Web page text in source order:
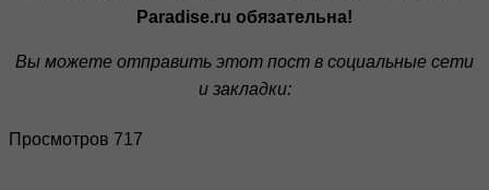
Paradise.ru обязательна!
Вы можете отправить этот пост в социальные сети
и закладки:
Просмотров 717